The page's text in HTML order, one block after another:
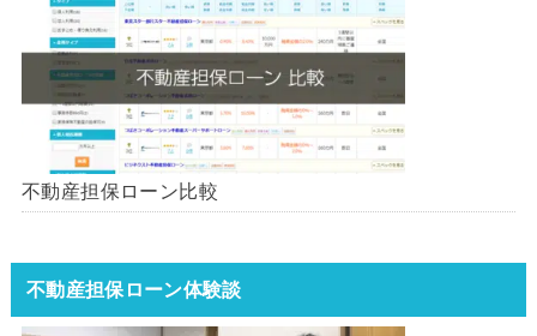
不動産担保ローン比較
不動産担保ローン体験談